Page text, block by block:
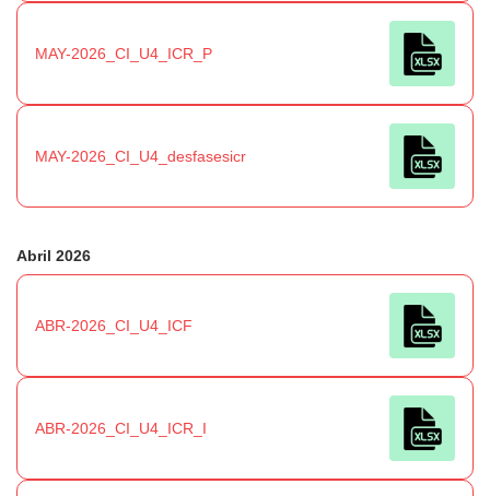
MAY-2026_CI_U4_ICR_P
MAY-2026_CI_U4_desfasesicr
Abril 2026
ABR-2026_CI_U4_ICF
ABR-2026_CI_U4_ICR_I